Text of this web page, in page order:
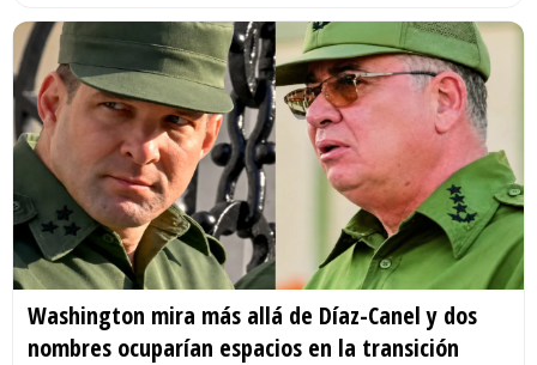
Washington mira más allá de Díaz-Canel y dos
nombres ocuparían espacios en la transición